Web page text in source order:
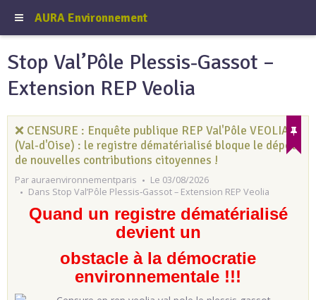
AURA Environnement
Stop Val’Pôle Plessis‑Gassot –
Extension REP Veolia
❌ CENSURE : Enquête publique REP Val'Pôle VEOLIA
(Val-d'Oise) : le registre dématérialisé bloque le dépôt
de nouvelles contributions citoyennes !
Par auraenvironnementparis
Le 03/08/2026
Dans Stop Val’Pôle Plessis‑Gassot – Extension REP Veolia
Quand un registre dématérialisé
devient un
obstacle à la démocratie
environnementale !!!